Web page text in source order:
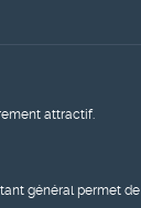
attractif.
général permet de